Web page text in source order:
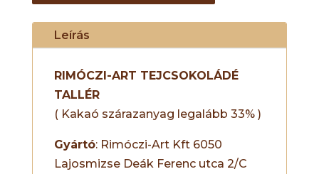
Leírás
RIMÓCZI-ART TEJCSOKOLÁDÉ
TALLÉR
( Kakaó szárazanyag legalább 33% )
Gyártó: Rimóczi-Art Kft 6050
Lajosmizse Deák Ferenc utca 2/C